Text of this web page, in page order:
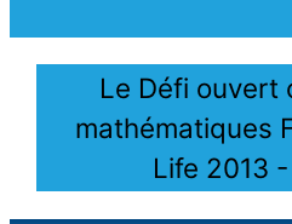
Le Défi ouvert
mathématiques
Life 2013